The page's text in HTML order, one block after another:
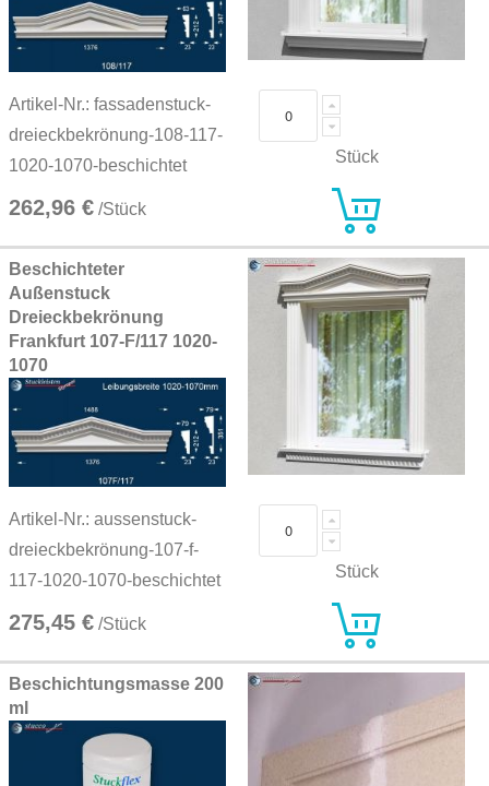
Artikel-Nr.: fassadenstuck-
dreieckbekrönung-108-117-
1020-1070-beschichtet
262,96 € /Stück
Stück
Beschichteter
Außenstuck
Dreieckbekrönung
Frankfurt 107-F/117 1020-
1070
Artikel-Nr.: aussenstuck-
dreieckbekrönung-107-f-
117-1020-1070-beschichtet
275,45 € /Stück
Stück
Beschichtungsmasse 200
ml